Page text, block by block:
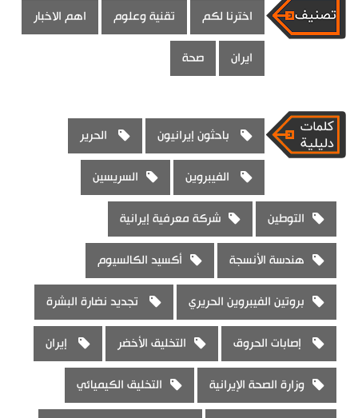
اخترنا لكم تقنية وعلوم اهم الاخبار
ايران صحة
باحثون إيرانيون الحرير
الفيبروين السريسين
التوطين شركة معرفية إيرانية
هندسة الأنسجة أكسيد الكالسيوم
بروتين الفيبروين الحريري تجديد نضارة البشرة
إصابات الحروق التخليق الأخضر إيران
وزارة الصحة الإيرانية التخليق الكيميائي